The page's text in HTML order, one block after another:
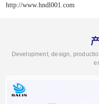
http://www.hndl001.com
Development, design,